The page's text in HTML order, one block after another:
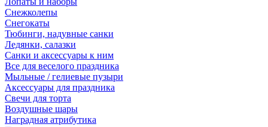
Снежколепы
Снегокаты
Тюбинги, надувные санки
Ледянки, салазки
Санки и аксессуары к ним
Все для веселого праздника
Мыльные / гелиевые пузыри
Аксессуары для праздника
Свечи для торта
Воздушные шары
Наградная атрибутика